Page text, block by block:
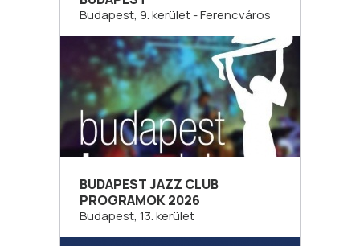
Budapest, 9. kerület - Ferencváros
BUDAPEST JAZZ CLUB
PROGRAMOK 2026
Budapest, 13. kerület